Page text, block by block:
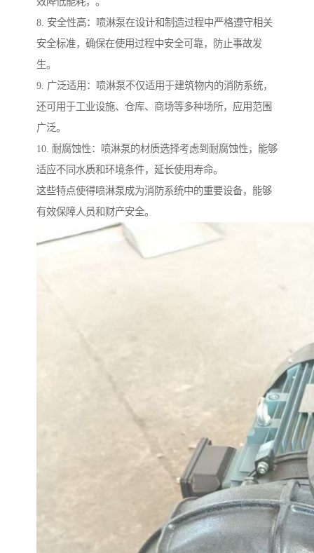
8. 安全性高：喷淋泵在设计和制造过程中严格遵守相关
安全标准，确保在使用过程中安全可靠，防止事故发
生。
9. 广泛适用：喷淋泵不仅适用于建筑物内的消防系统，
还可用于工业设施、仓库、商场等多种场所，应用范围
广泛。
10. 耐腐蚀性：喷淋泵的材质选择考虑到耐腐蚀性，能够
适应不同水质和环境条件，延长使用寿命。
这些特点使得喷淋泵成为消防系统中的重要设备，能够
有效保障人员和财产安全。